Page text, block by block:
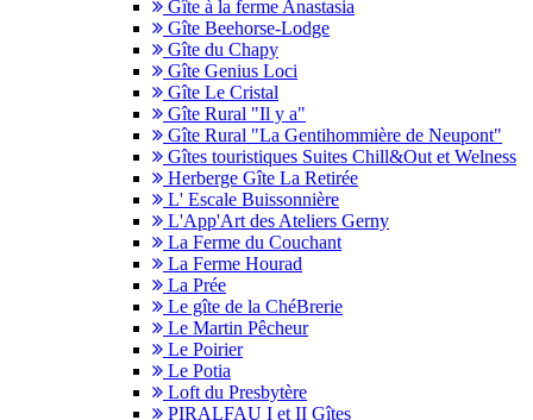
Gîte à la ferme Anastasia
Gîte Beehorse-Lodge
Gîte du Chapy
Gîte Genius Loci
Gîte Le Cristal
Gîte Rural "Il y a"
Gîte Rural "La Gentihommière de Neupont"
Gîtes touristiques Suites Chill&Out et Welness
Herberge Gîte La Retirée
L' Escale Buissonnière
L'App'Art des Ateliers Gerny
La Ferme du Couchant
La Ferme Hourad
La Prée
Le gîte de la ChéBrerie
Le Martin Pêcheur
Le Poirier
Le Potia
Loft du Presbytère
PIRALFAU I et II Gîtes